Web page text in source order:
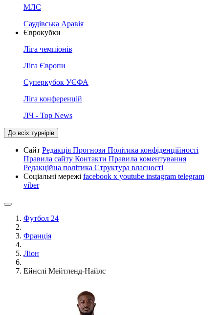
МЛС
Саудівська Аравія
Єврокубки
Ліга чемпіонів
Ліга Європи
Суперкубок УЄФА
Ліга конференцій
ЛЧ - Top News
До всіх турнірів
Сайт Редакція Прогнози Політика конфіденційності
Правила сайту Контакти Правила коментування
Редакційна політика Структура власності
Соціальні мережі facebook x youtube instagram telegram
viber
Футбол 24
Франція
Ліон
Ейнслі Мейтленд-Найлс